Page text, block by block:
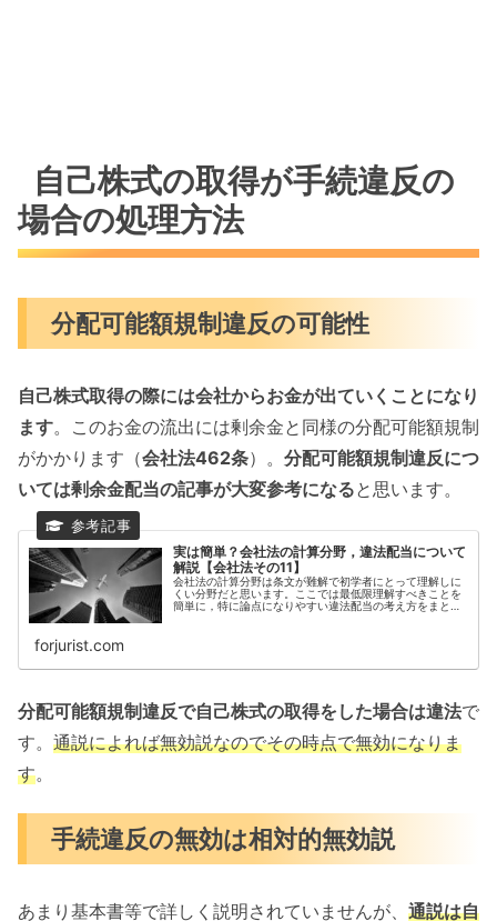
自己株式の取得が手続違反の
場合の処理方法
分配可能額規制違反の可能性
自己株式取得の際には会社からお金が出ていくことになり
ます。このお金の流出には剰余金と同様の分配可能額規制
がかかります（会社法462条）。 分配可能額規制違反につ
いては剰余金配当の記事が大変参考になると思います。
実は簡単？会社法の計算分野，違法配当について
解説【会社法その11】
会社法の計算分野は条文が難解で初学者にとって理解しに
くい分野だと思います。ここでは最低限理解すべきことを
簡単に，特に論点になりやすい違法配当の考え方をまとめ
forjurist.com
分配可能額規制違反で自己株式の取得をした場合は違法で
す。 通説によれば無効説なのでその時点で無効になりま
す。
手続違反の無効は相対的無効説
あまり基本書等で詳しく説明されていませんが、 通説は自